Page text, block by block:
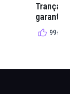
Tranças
garantir
99+